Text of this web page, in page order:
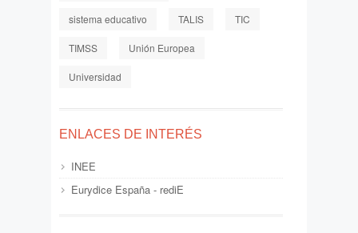
sistema educativo TALIS TIC
TIMSS Unión Europea
Universidad
ENLACES DE INTERÉS
INEE
Eurydice España - rediE